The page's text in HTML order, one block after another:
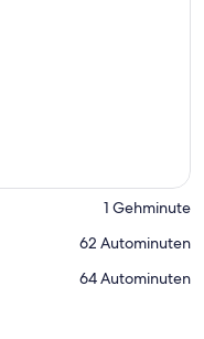
‪1 Gehminute‬
‪62 Autominuten‬
‪64 Autominuten‬